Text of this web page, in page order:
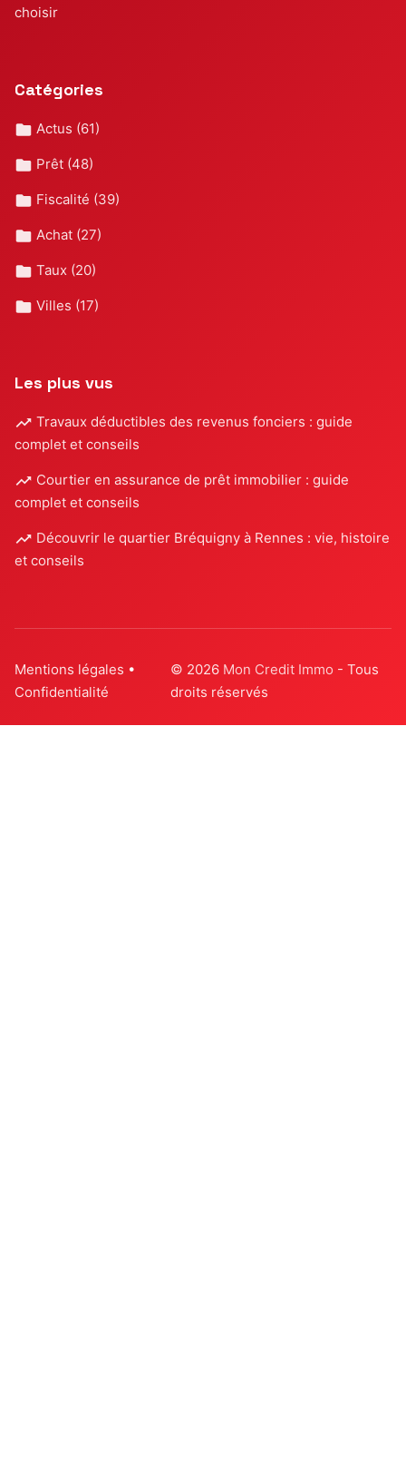
choisir
Catégories
Actus (61)
Prêt (48)
Fiscalité (39)
Achat (27)
Taux (20)
Villes (17)
Les plus vus
Travaux déductibles des revenus fonciers : guide
complet et conseils
Courtier en assurance de prêt immobilier : guide
complet et conseils
Découvrir le quartier Bréquigny à Rennes : vie, histoire
et conseils
Mentions légales •
Confidentialité
© 2026 Mon Credit Immo - Tous
droits réservés